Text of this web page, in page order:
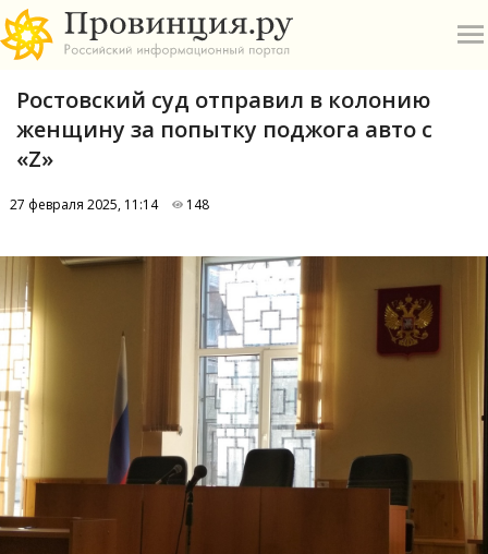
Ростовский суд отправил в колонию
женщину за попытку поджога авто с
«Z»
27 февраля 2025, 11:14 148